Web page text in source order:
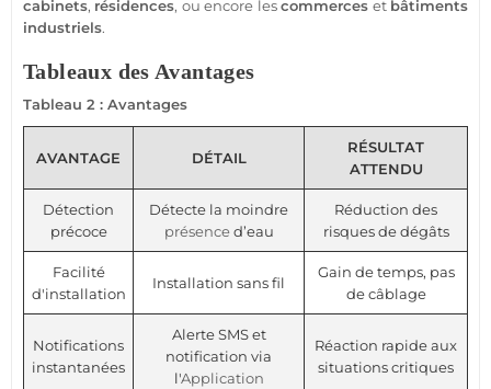
cabinets, résidences, ou encore lescommerces et bâtiments
industriels.
Tableaux des Avantages
Tableau 2 : Avantages
AVANTAGE DÉTAIL
RÉSULTAT
ATTENDU
Détection
précoce
Détecte la moindre
présenced’eau
Réduction des
risques de dégâts
Facilité
d'installation
Installation sans fil
Gain de temps, pas
de câblage
Notifications
instantanées
Alerte SMS et
notification via
l'Application
Réaction rapide aux
situations critiques